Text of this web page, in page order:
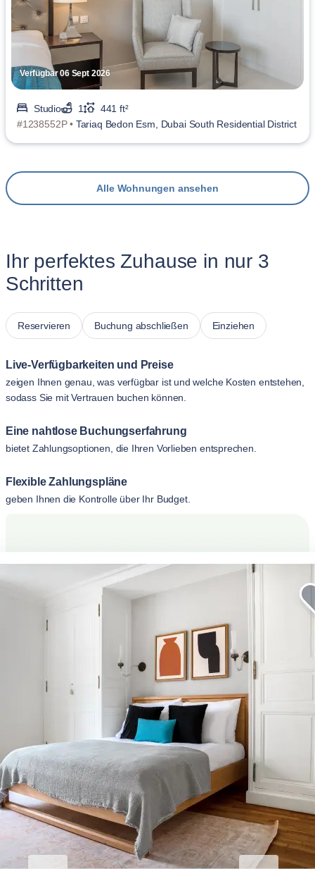
Verfügbar 06 Sept 2026
Studio 1
441 ft²
#1238552P • Tariaq Bedon Esm, Dubai South Residential District
Alle Wohnungen ansehen
Ihr perfektes Zuhause in nur 3
Schritten
Reservieren Buchung abschließen Einziehen
Live-Verfügbarkeiten und Preise
zeigen Ihnen genau, was verfügbar ist und welche Kosten entstehen,
sodass Sie mit Vertrauen buchen können.
Eine nahtlose Buchungserfahrung
bietet Zahlungsoptionen, die Ihren Vorlieben entsprechen.
Flexible Zahlungspläne
geben Ihnen die Kontrolle über Ihr Budget.
Erhöhen Sie Ihren
Geschäftsaufenthalt.